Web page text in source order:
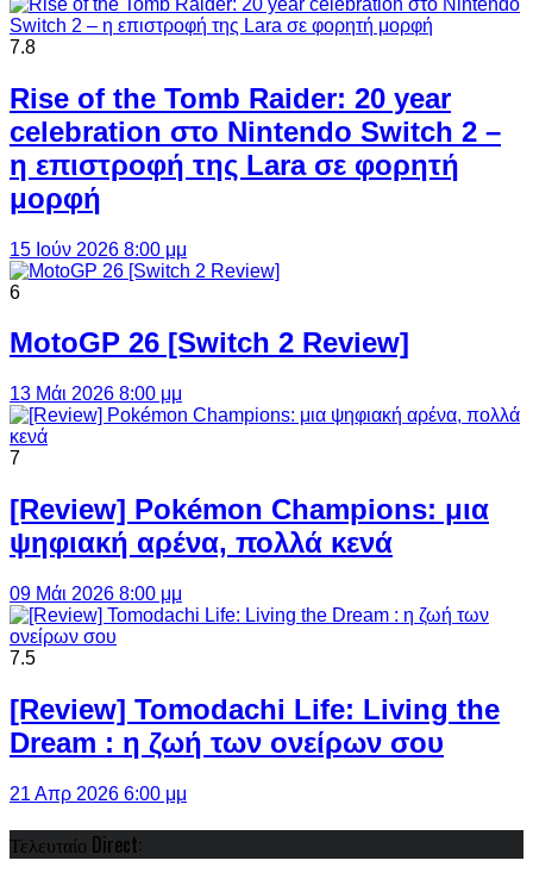
7.8
Rise of the Tomb Raider: 20 year
celebration στο Nintendo Switch 2 –
η επιστροφή της Lara σε φορητή
μορφή
15 Ιούν 2026 8:00 μμ
6
MotoGP 26 [Switch 2 Review]
13 Μάι 2026 8:00 μμ
7
[Review] Pokémon Champions: μια
ψηφιακή αρένα, πολλά κενά
09 Μάι 2026 8:00 μμ
7.5
[Review] Tomodachi Life: Living the
Dream : η ζωή των ονείρων σου
21 Απρ 2026 6:00 μμ
Τελευταίο Direct: